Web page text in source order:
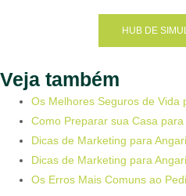
HUB DE
Veja também
Os Melhores Seguros de Vida
Como Preparar sua Casa
Dicas de Marketing para
Dicas de Marketing para
Os Erros Mais Comuns ao